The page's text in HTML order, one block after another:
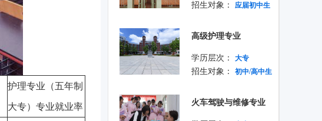
护理专业（五年制
大专）专业就业率
招生对象： 应届初中生
高级护理专业
学历层次： 大专
招生对象： 初中/高中生
火车驾驶与维修专业